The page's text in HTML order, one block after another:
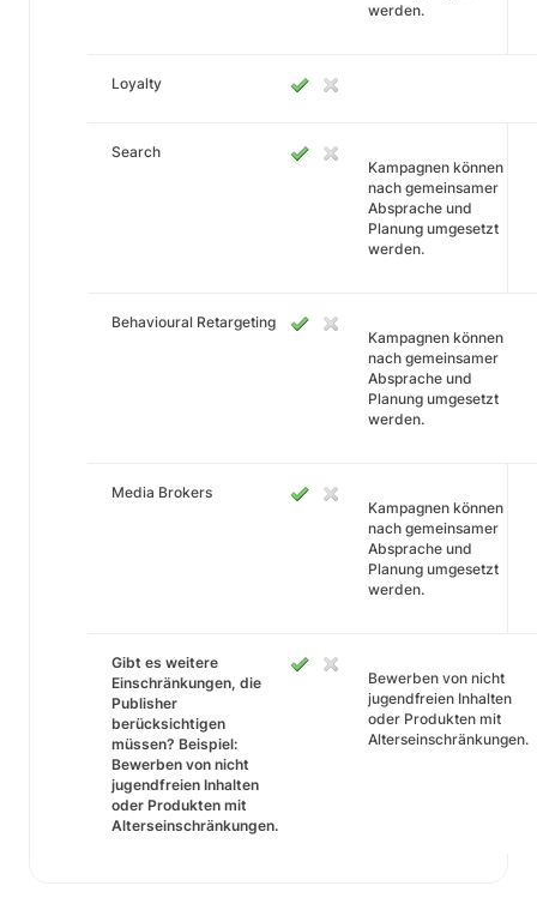
werden.
Loyalty
Search
Kampagnen können
nach gemeinsamer
Absprache und
Planung umgesetzt
werden.
Behavioural Retargeting
Kampagnen können
nach gemeinsamer
Absprache und
Planung umgesetzt
werden.
Media Brokers
Kampagnen können
nach gemeinsamer
Absprache und
Planung umgesetzt
werden.
Gibt es weitere
Einschränkungen, die
Publisher
berücksichtigen
müssen? Beispiel:
Bewerben von nicht
jugendfreien Inhalten
oder Produkten mit
Alterseinschränkungen.
Bewerben von nicht
jugendfreien Inhalten
oder Produkten mit
Alterseinschränkungen.